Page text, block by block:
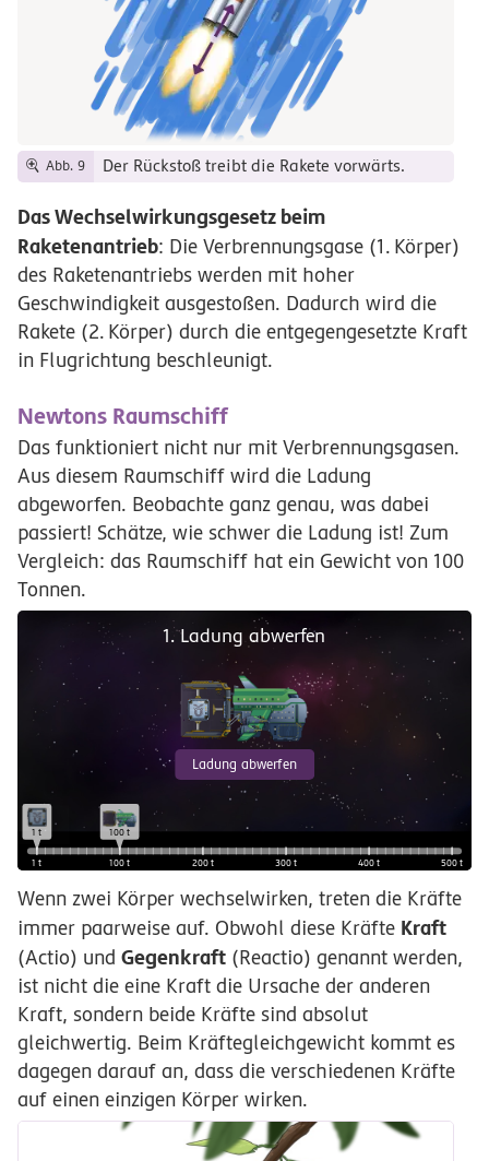
Abb. 9 Der Rückstoß treibt die Rakete vorwärts.
Das Wechselwirkungsgesetz beim
Raketenantrieb: Die Verbrennungsgase (1. Körper)
des Raketenantriebs werden mit hoher
Geschwindigkeit ausgestoßen. Dadurch wird die
Rakete (2. Körper) durch die entgegengesetzte Kraft
in Flugrichtung beschleunigt.
Newtons Raumschiff
Das funktioniert nicht nur mit Verbrennungsgasen.
Aus diesem Raumschiff wird die Ladung
abgeworfen. Beobachte ganz genau, was dabei
passiert! Schätze, wie schwer die Ladung ist! Zum
Vergleich: das Raumschiff hat ein Gewicht von 100
Tonnen.
Ladung abwerfen
1. Ladung abwerfen
1 t 100 t 200 t 300 t 400 t 500 t
100 t
1 t
Wenn zwei Körper wechselwirken, treten die Kräfte
immer paarweise auf. Obwohl diese Kräfte Kraft
(Actio) und Gegenkraft (Reactio) genannt werden,
ist nicht die eine Kraft die Ursache der anderen
Kraft, sondern beide Kräfte sind absolut
gleichwertig. Beim Kräftegleichgewicht kommt es
dagegen darauf an, dass die verschiedenen Kräfte
auf einen einzigen Körper wirken.